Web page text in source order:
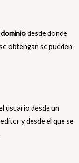
desde donde
obtengan se pueden
usuario desde un
y desde el que se